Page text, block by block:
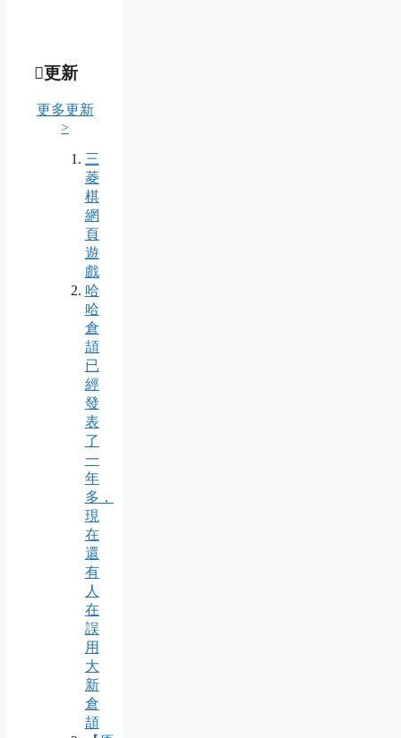
更新
更多更新
>
三
菱
棋
網
頁
遊
戲
哈
哈
倉
頡
已
經
發
表
了
一
年
多，
現
在
還
有
人
在
誤
用
大
新
倉
頡